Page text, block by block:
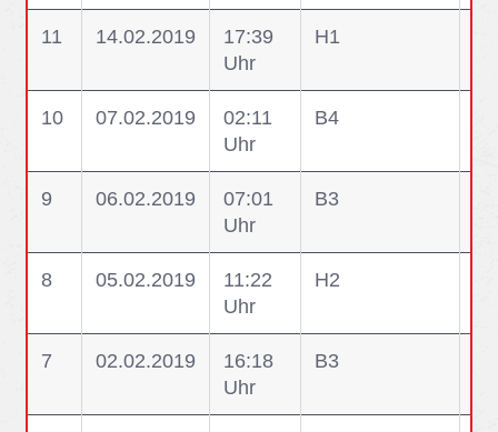
11 14.02.2019
17:39
Uhr
H1
10 07.02.2019
02:11
Uhr
B4
9 06.02.2019
07:01
Uhr
B3
8 05.02.2019
11:22
Uhr
H2
7 02.02.2019
16:18
Uhr
B3